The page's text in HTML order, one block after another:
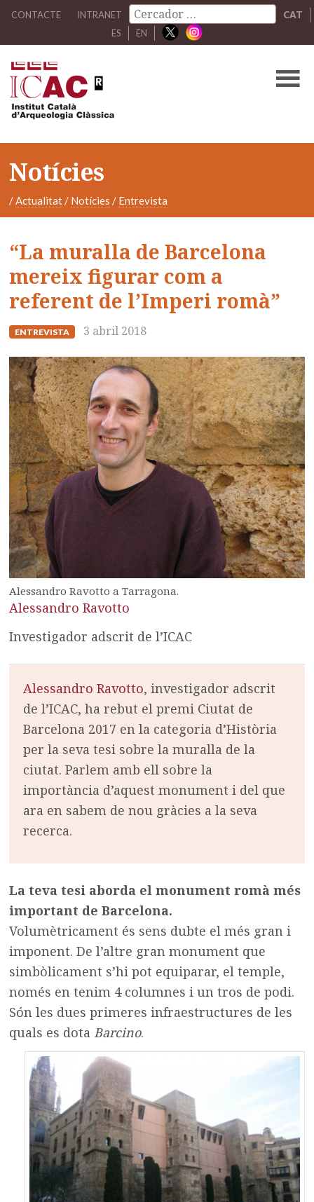
CONTACTE INTRANET
CAT
ES
EN
Notícies
/Actualitat/ Notícies / Entrevista
“La muralla de Barcelona
mereix figurar com a
referent de l’Imperi romà”
ENTREVISTA 3 abril 2018
Alessandro Ravotto a Tarragona.
Alessandro Ravotto
Investigador adscrit de l’ICAC
Alessandro Ravotto, investigador adscrit
de l’ICAC, ha rebut el premi Ciutat de
Barcelona 2017 en la categoria d’Història
per la seva tesi sobre la muralla de la
ciutat. Parlem amb ell sobre la
importància d’aquest monument i del que
ara en sabem de nou gràcies a la seva
recerca.
La teva tesi aborda el monument romà més
important de Barcelona.
Volumètricament és sens dubte el més gran i
imponent. De l’altre gran monument que
simbòlicament s’hi pot equiparar, el temple,
només en tenim 4 columnes i un tros de podi.
Són les dues primeres infraestructures de les
quals es dotaBarcino.